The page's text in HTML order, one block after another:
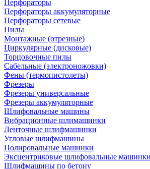
Перфораторы
Перфораторы аккумуляторные
Перфораторы сетевые
Пилы
Монтажные (отрезные)
Циркулярные (дисковые)
Торцовочные пилы
Сабельные (электроножовки)
Фены (термопистолеты)
Фрезеры
Фрезеры универсальные
Фрезеры аккумуляторные
Шлифовальные машины
Вибрационные шлимашинки
Ленточные шлифмашинки
Угловые шлифмашины
Полировальные машинки
Эксцентриковые шлифовальные машинки
Шлифмашины по бетону